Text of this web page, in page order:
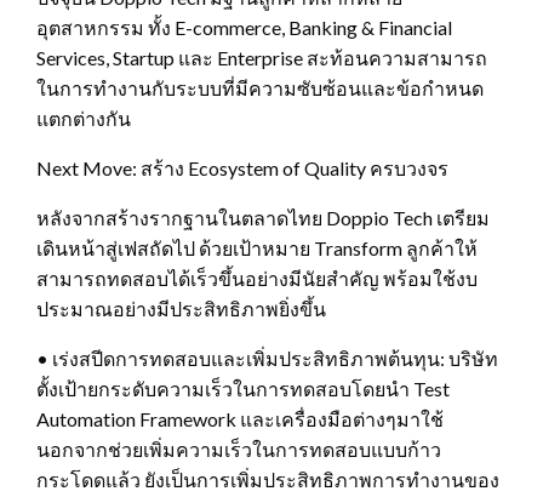
อุตสาหกรรม ทั้ง E-commerce, Banking & Financial
Services, Startup และ Enterprise สะท้อนความสามารถ
ในการทำงานกับระบบที่มีความซับซ้อนและข้อกำหนด
แตกต่างกัน
Next Move: สร้าง Ecosystem of Quality ครบวงจร
หลังจากสร้างรากฐานในตลาดไทย Doppio Tech เตรียม
เดินหน้าสู่เฟสถัดไป ด้วยเป้าหมาย Transform ลูกค้าให้
สามารถทดสอบได้เร็วขึ้นอย่างมีนัยสำคัญ พร้อมใช้งบ
ประมาณอย่างมีประสิทธิภาพยิ่งขึ้น
• เร่งสปีดการทดสอบและเพิ่มประสิทธิภาพต้นทุน: บริษัท
ตั้งเป้ายกระดับความเร็วในการทดสอบโดยนำ Test
Automation Framework และเครื่องมือต่างๆมาใช้
นอกจากช่วยเพิ่มความเร็วในการทดสอบแบบก้าว
กระโดดแล้ว ยังเป็นการเพิ่มประสิทธิภาพการทำงานของ